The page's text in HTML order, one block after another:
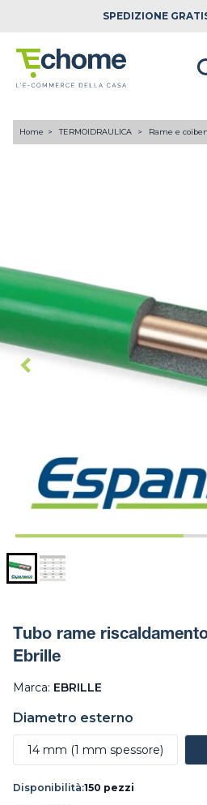
SPEDIZIONE
Home TERMOIDRAULICA Rame e
Tubo rame
Ebrille
Marca: EBRILLE
Diametro esterno
14 mm (1 mm spessore)
Disponibilità:150 pezzi